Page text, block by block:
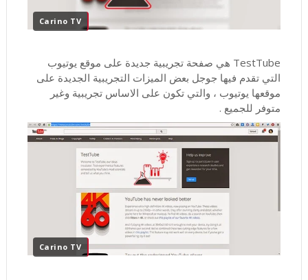
Carino TV
TestTube هي صفحة تجريبية جديدة على موقع يوتيوب
التي تقدم فيها جوجل بعض الميزات التجريبية الجديدة على
موقعها يوتيوب ، والتي تكون على الاساس تجريبية وغير
متوفر للجميع .
Carino TV